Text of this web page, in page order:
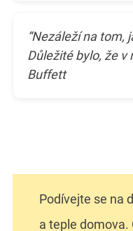
“Nezáleží na tom,
Důležité bylo, že v
Buffett
Podívejte se na
a teple